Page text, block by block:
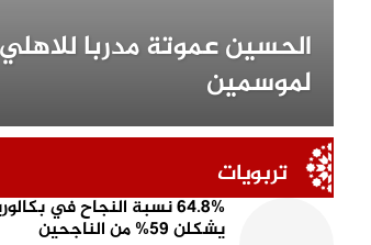
الحسين عموتة مدربا
لموسمين
تربويات
يشكلن 59% من الناجحين